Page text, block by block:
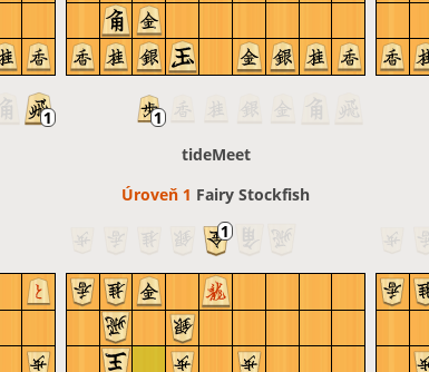
tideMeet
Úroveň 1 Fairy Stockfish